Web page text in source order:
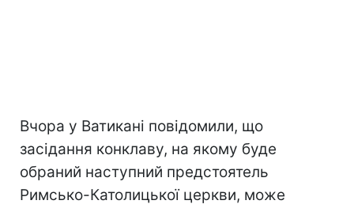
Вчора у Ватикані повідомили, що
засідання конклаву, на якому буде
обраний наступний предстоятель
Римсько-Католицької церкви, може